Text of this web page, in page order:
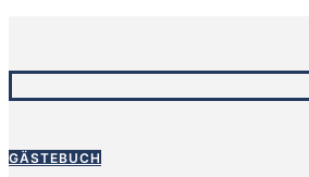
GÄSTEBUCH